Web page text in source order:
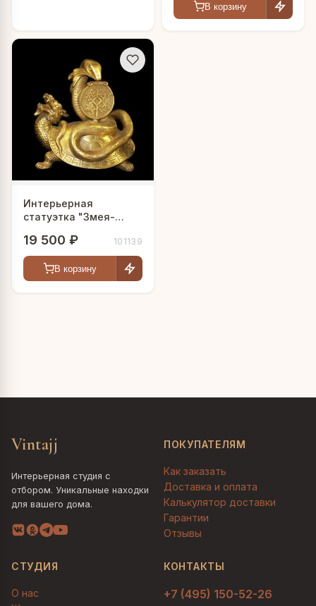
В корзину
Интерьерная
статуэтка "Змея-
19 500 ₽ 101139
В корзину
Vintajj
Интерьерная студия с
отбором. Уникальные находки
для вашего дома.
ПОКУПАТЕЛЯМ
Как заказать
Доставка и оплата
Калькулятор доставки
Гарантии
Отзывы
СТУДИЯ
О нас
КОНТАКТЫ
+7 (495) 150-52-26